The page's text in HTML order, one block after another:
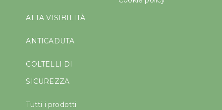
ALTA VISIBILITÀ
ANTICADUTA
COLTELLI DI
SICUREZZA
Tutti i prodotti